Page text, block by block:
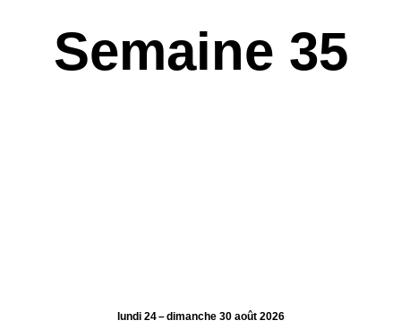
Semaine 35
lundi 24 – dimanche 30 août 2026